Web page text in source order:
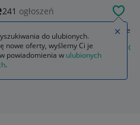
241 ogłoszeń
Moduły zapłonowe
przejściówka modułu
do ulubionych.
nowe oferty, wyślemy Ci je
powiadomienia w ulubionych
.